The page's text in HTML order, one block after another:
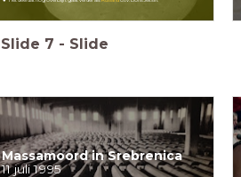
Slide 7 - Slide
Massamoord in Srebrenica
11 juli 1995